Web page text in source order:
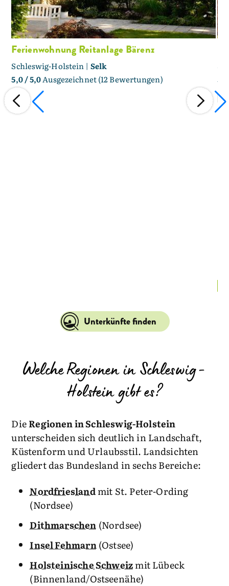
Ferienwohnung Reitanlage Bärenz
Schleswig-Holstein | Selk
5,0/ 5,0Ausgezeichnet (12 Bewertungen)
5,0
Unterkünfte finden
Welche Regionen in Schleswig-
Holstein gibt es?
DieRegionen in Schleswig-Holstein
unterscheiden sich deutlich in Landschaft,
Küstenform und Urlaubsstil. Landsichten
gliedert das Bundesland in sechs Bereiche:
Nordfrieslandmit St. Peter-Ording
(Nordsee)
Dithmarschen (Nordsee)
Insel Fehmarn(Ostsee)
Holsteinische Schweizmit Lübeck
(Binnenland/Ostseenähe)